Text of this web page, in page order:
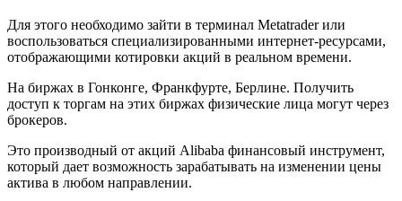
Для этого необходимо зайти в терминал Metatrader или
воспользоваться специализированными интернет-ресурсами,
отображающими котировки акций в реальном времени.
На биржах в Гонконге, Франкфурте, Берлине. Получить
доступ к торгам на этих биржах физические лица могут через
брокеров.
Это производный от акций Alibaba финансовый инструмент,
который дает возможность зарабатывать на изменении цены
актива в любом направлении.